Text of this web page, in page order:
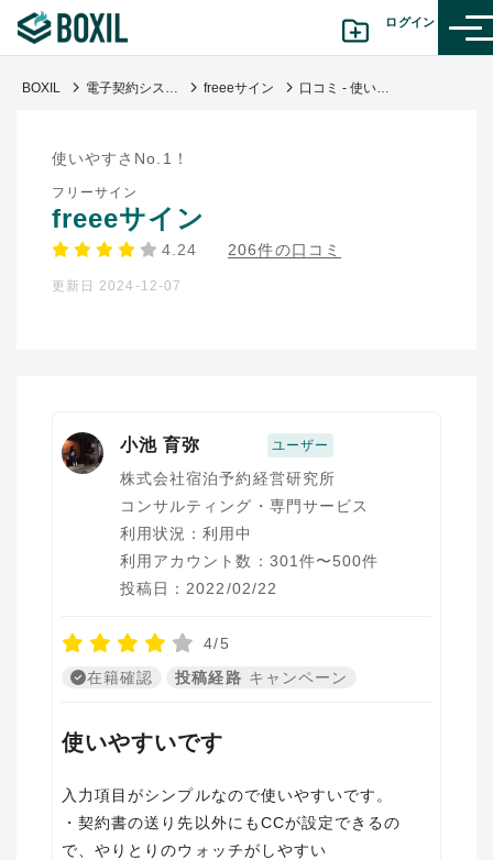
ログイン
記事から探す
BOXILの使い方ガイド
BOXIL 電子契約システム freeeサイン 口コミ - 使いやすいです
使いやすさNo.1！
フリーサイン
freeeサイン
4.24 206件の口コミ
更新日 2024-12-07
小池 育弥 ユーザー
株式会社宿泊予約経営研究所
コンサルティング・専門サービス
利用状況：利用中
利用アカウント数：301件〜500件
投稿日：2022/02/22
4/5
在籍確認
投稿経路 キャンペーン
使いやすいです
入力項目がシンプルなので使いやすいです。
・契約書の送り先以外にもCCが設定できるの
で、やりとりのウォッチがしやすい